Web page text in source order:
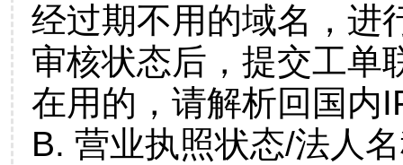
经过期不用的域名，进
审核状态后，提交工单
在用的，请解析回国内
B. 营业执照状态/法人